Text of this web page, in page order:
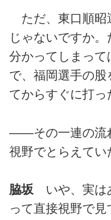
ただ、東口順昭
じゃないですか
分かってしまって
で、福岡選手の股
てからすぐに打っ
――その一連の流
視野でとらえてい
脇坂 いや、実は
って直接視野で